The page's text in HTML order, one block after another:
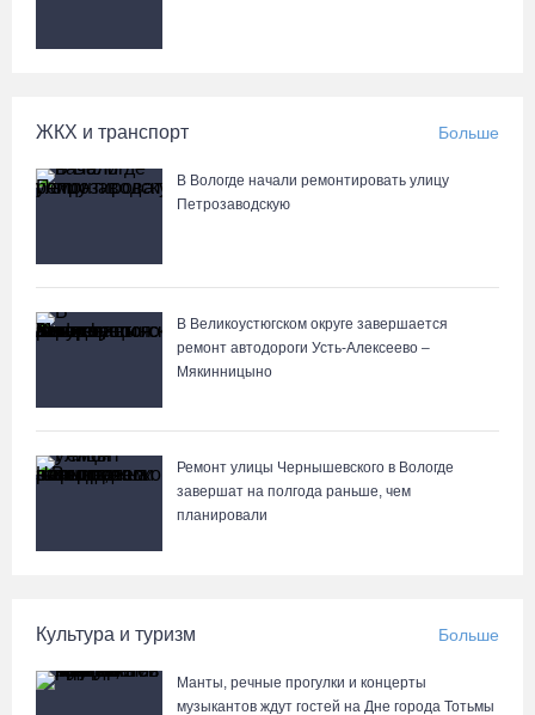
ЖКХ и транспорт Больше
В Вологде начали ремонтировать улицу
Петрозаводскую
В Великоустюгском округе завершается
ремонт автодороги Усть-Алексеево –
Мякинницыно
Ремонт улицы Чернышевского в Вологде
завершат на полгода раньше, чем
планировали
Культура и туризм Больше
Манты, речные прогулки и концерты
музыкантов ждут гостей на Дне города Тотьмы